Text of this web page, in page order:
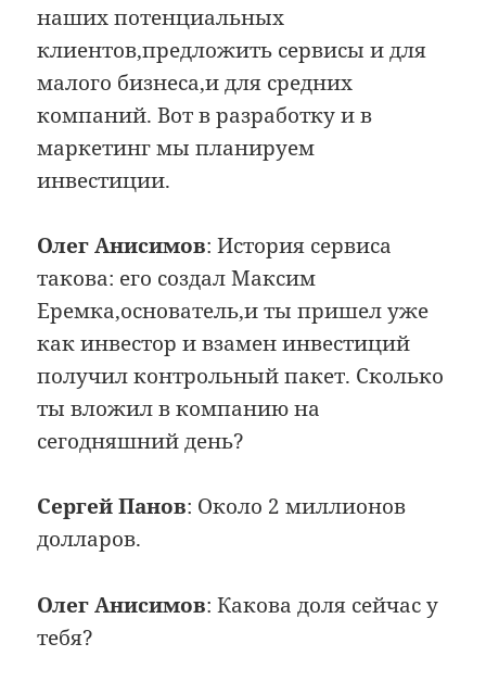
наших потенциальных
клиентов,предложить сервисы и для
малого бизнеса,и для средних
компаний. Вот в разработку и в
маркетинг мы планируем
инвестиции.
Олег Анисимов: История сервиса
такова: его создал Максим
Еремка,основатель,и ты пришел уже
как инвестор и взамен инвестиций
получил контрольный пакет. Сколько
ты вложил в компанию на
сегодняшний день?
Сергей Панов: Около 2 миллионов
долларов.
Олег Анисимов: Какова доля сейчас у
тебя?